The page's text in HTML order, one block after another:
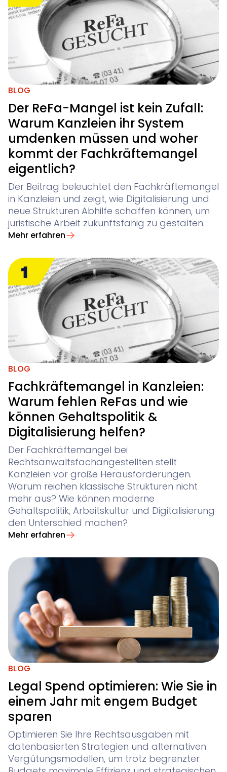
BLOG
Der ReFa-Mangel ist kein Zufall:
Warum Kanzleien ihr System
umdenken müssen und woher
kommt der Fachkräftemangel
eigentlich?
Der Beitrag beleuchtet den Fachkräftemangel
in Kanzleien und zeigt, wie Digitalisierung und
neue Strukturen Abhilfe schaffen können, um
juristische Arbeit zukunftsfähig zu gestalten.
Mehr erfahren
BLOG
Fachkräftemangel in Kanzleien:
Warum fehlen ReFas und wie
können Gehaltspolitik &
Digitalisierung helfen?
Der Fachkräftemangel bei
Rechtsanwaltsfachangestellten stellt
Kanzleien vor große Herausforderungen.
Warum reichen klassische Strukturen nicht
mehr aus? Wie können moderne
Gehaltspolitik, Arbeitskultur und Digitalisierung
den Unterschied machen?
Mehr erfahren
BLOG
Legal Spend optimieren: Wie Sie in
einem Jahr mit engem Budget
sparen
Optimieren Sie Ihre Rechtsausgaben mit
datenbasierten Strategien und alternativen
Vergütungsmodellen, um trotz begrenzter